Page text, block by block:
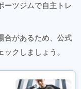
ーツジムで自主トレ
合があるため、公式
クしましょう。